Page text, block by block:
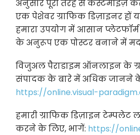
अनुसार पूरी तरह से कस्टमाइज़
एक पेशेवर ग्राफिक डिज़ाइनर हों
हमारा उपयोग में आसान
के अनुरूप एक पोस्टर बनाने में
विजुअल पैराडाइम ऑनलाइन के
संपादक के बारे में अधिक जानने
https://online.visual-
हमारी ग्राफिक डिज़ाइन टेम्पलेट
करने के लिए, भागें: https://